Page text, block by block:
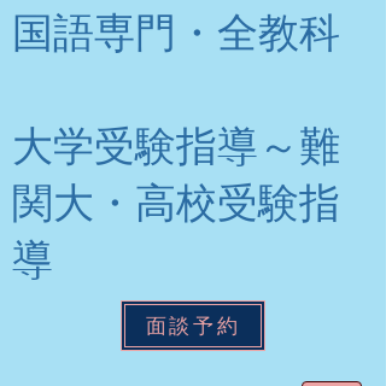
​国語専門・全教科
大学受験指導～難
関大・高校受験指
導
面談予約